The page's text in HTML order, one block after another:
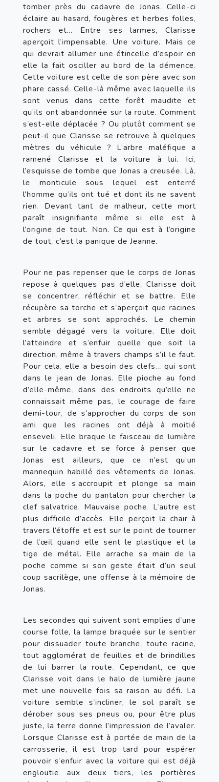
tomber près du cadavre de Jonas. Celle-ci
éclaire au hasard, fougères et herbes folles,
rochers et... Entre ses larmes, Clarisse
aperçoit l’impensable. Une voiture. Mais ce
qui devrait allumer une étincelle d’espoir en
elle la fait osciller au bord de la démence.
Cette voiture est celle de son père avec son
phare cassé. Celle-là même avec laquelle ils
sont venus dans cette forêt maudite et
qu’ils ont abandonnée sur la route. Comment
s’est-elle déplacée ? Ou plutôt comment se
peut-il que Clarisse se retrouve à quelques
mètres du véhicule ? L’arbre maléfique a
ramené Clarisse et la voiture à lui. Ici,
l’esquisse de tombe que Jonas a creusée. Là,
le monticule sous lequel est enterré
l’homme qu’ils ont tué et dont ils ne savent
rien. Devant tant de malheur, cette mort
paraît insignifiante même si elle est à
l’origine de tout. Non. Ce qui est à l’origine
de tout, c’est la panique de Jeanne.
Pour ne pas repenser que le corps de Jonas
repose à quelques pas d’elle, Clarisse doit
se concentrer, réfléchir et se battre. Elle
récupère sa torche et s’aperçoit que racines
et arbres se sont approchés. Le chemin
semble dégagé vers la voiture. Elle doit
l’atteindre et s’enfuir quelle que soit la
direction, même à travers champs s’il le faut.
Pour cela, elle a besoin des clefs… qui sont
dans le jean de Jonas. Elle pioche au fond
d’elle-même, dans des endroits qu’elle ne
connaissait même pas, le courage de faire
demi-tour, de s’approcher du corps de son
ami que les racines ont déjà à moitié
enseveli. Elle braque le faisceau de lumière
sur le cadavre et se force à penser que
Jonas est ailleurs, que ce n’est qu’un
mannequin habillé des vêtements de Jonas.
Alors, elle s’accroupit et plonge sa main
dans la poche du pantalon pour chercher la
clef salvatrice. Mauvaise poche. L’autre est
plus difficile d’accès. Elle perçoit la chair à
travers l’étoffe et est sur le point de tourner
de l’œil quand elle sent le plastique et la
tige de métal. Elle arrache sa main de la
poche comme si son geste était d’un seul
coup sacrilège, une offense à la mémoire de
Jonas.
Les secondes qui suivent sont emplies d’une
course folle, la lampe braquée sur le sentier
pour dissuader toute branche, toute racine,
tout agglomérat de feuilles et de brindilles
de lui barrer la route. Cependant, ce que
Clarisse voit dans le halo de lumière jaune
met une nouvelle fois sa raison au défi. La
voiture semble s’incliner, le sol paraît se
dérober sous ses pneus ou, pour être plus
juste, la terre donne l’impression de l’avaler.
Lorsque Clarisse est à portée de main de la
carrosserie, il est trop tard pour espérer
pouvoir s’enfuir avec la voiture qui est déjà
engloutie aux deux tiers, les portières